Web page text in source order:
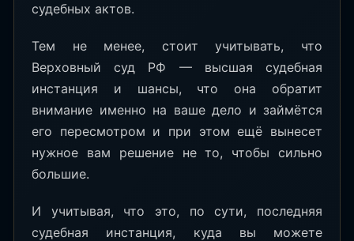
судебных актов.
Тем не менее, стоит учитывать, что
Верховный суд РФ — высшая судебная
инстанция и шансы, что она обратит
внимание именно на ваше дело и займётся
его пересмотром и при этом ещё вынесет
нужное вам решение не то, чтобы сильно
большие.
И учитывая, что это, по сути, последняя
судебная инстанция, куда вы можете